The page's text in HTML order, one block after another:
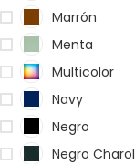
Marrón
Menta
Multicolor
Navy
Negro
Negro Charol